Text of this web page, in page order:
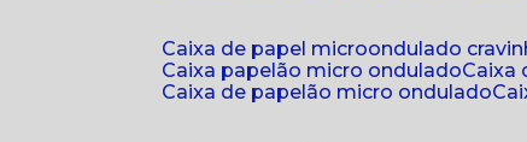
caixa de papel microondulado
caixa papelão micro ondulado
caixa de papelão micro ondulado